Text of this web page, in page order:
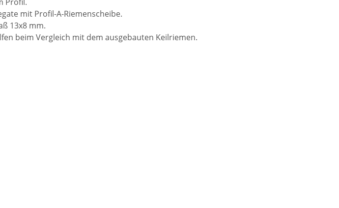
mit Profil-A-Riemenscheibe.
13x8 mm.
beim Vergleich mit dem ausgebauten Keilriemen.